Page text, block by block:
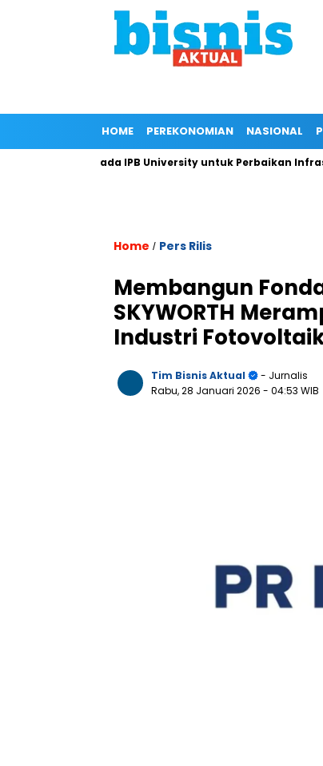
HOME PEREKONOMIAN NASIONAL
Kepada IPB University untuk Perbaikan
Home / Pers Rilis
Membangun
SKYWORTH
Industri
Tim Bisnis Aktual
- Jurnalis
Rabu, 28 Januari 2026 - 04:53 WIB